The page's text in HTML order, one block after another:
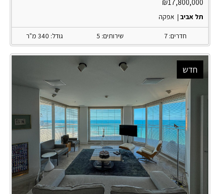
₪17,800,000
תל אביב | אפקה
חדרים: 7 שירותים: 5 גודל: 340 מ"ר
חדש